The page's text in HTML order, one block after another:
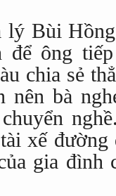
Bùi
để ông
chia sẻ
bà
xế
gia đình